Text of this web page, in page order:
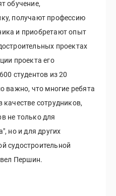
обучение,
получают профессию
и приобретают опыт
проектах
проекта его
студентов из 20
важно, что многие ребята
сотрудников,
не только для
но и для других
судостроительной
Першин.